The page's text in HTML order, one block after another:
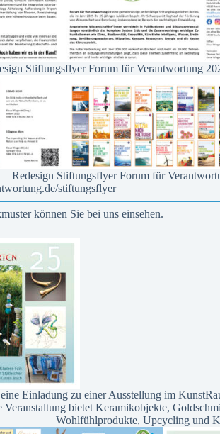
Stiftungsflyer Forum für Verantwortung
Redesign Stiftungsflyer Forum für
stiftungsflyer
können Sie bei uns einsehen.
Einladung zu einer Ausstellung im
Veranstaltung bietet Keramikobjekte,
Wohlfühlprodukte, Upcycling und